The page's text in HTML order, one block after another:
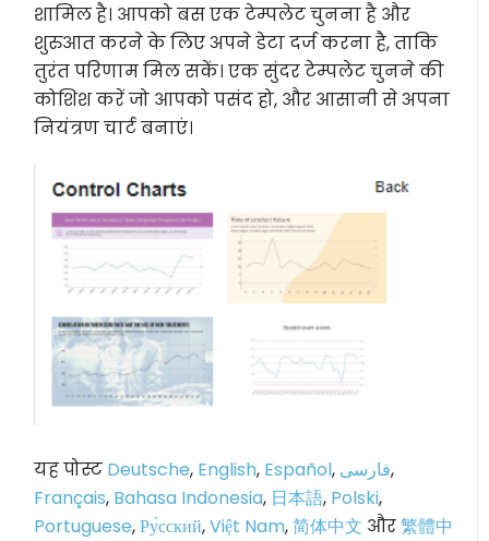
शामिल है। आपको बस एक टेम्पलेट चुनना है और
शुरुआत करने के लिए अपने डेटा दर्ज करना है, ताकि
तुरंत परिणाम मिल सकें। एक सुंदर टेम्पलेट चुनने की
कोशिश करें जो आपको पसंद हो, और आसानी से अपना
नियंत्रण चार्ट बनाएं।
यह पोस्ट Deutsche, English, Español, فارسی,
Français, Bahasa Indonesia, 日本語, Polski,
Portuguese,Ру́сский,Việt Nam,简体中文 और繁體中